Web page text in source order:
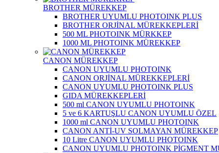
BROTHER MÜREKKEP
BROTHER UYUMLU PHOTOINK PLUS
BROTHER ORJİNAL MÜREKKEPLERİ
500 ML PHOTOINK MÜRKKEP
1000 ML PHOTOINK MÜREKKEP
CANON MÜREKKEP
CANON UYUMLU PHOTOINK
CANON ORJİNAL MÜREKKEPLERİ
CANON UYUMLU PHOTOINK PLUS
GIDA MÜREKKEPLERİ
500 ml CANON UYUMLU PHOTOINK
5 ve 6 KARTUŞLU CANON UYUMLU ÖZEL
1000 ml CANON UYUMLU PHOTOINK
CANON ANTİ-UV SOLMAYAN MÜREKKEP
10 Litre CANON UYUMLU PHOTOINK
CANON UYUMLU PHOTOINK PİGMENT